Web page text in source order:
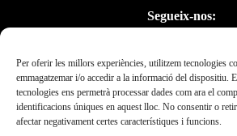
Per oferir les millors experiències, utilitzem tecnologies
emmagatzemar i/o accedir a la informació del dispositiu.
tecnologies ens permetrà processar dades com ara el
identificacions úniques en aquest lloc. No consentir o
afectar negativament certes característiques i funcions.
Segueix-nos: